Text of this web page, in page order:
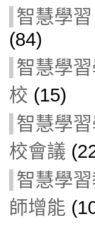
智慧學習
(84)
智慧學
校 (15)
智慧學
校會議
智慧學
師增能